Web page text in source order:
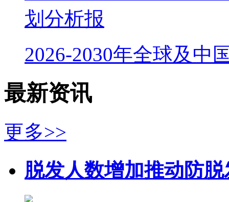
划分析报
2026-2030年全球及中
最新资讯
更多>>
脱发人数增加推动防